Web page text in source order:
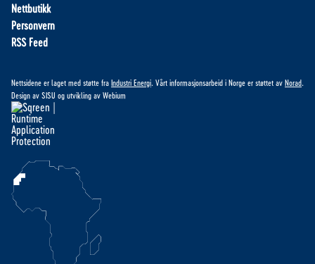
Nettbutikk
Personvern
RSS Feed
Nettsidene er laget med støtte fra Industri Energi . Vårt informasjonsarbeid i Norge er støttet av Norad
Design av SISU og utvikling av Webium